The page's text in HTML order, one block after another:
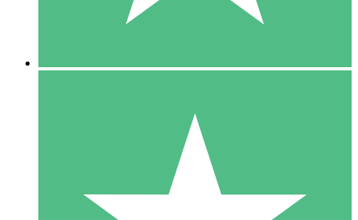
10 Descargas
20 00